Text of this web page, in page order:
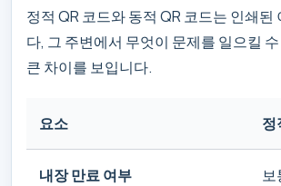
정적 QR 코드와 동적 QR 코드는 인쇄된
다, 그 주변에서 무엇이 문제를 일으킬
큰 차이를 보입니다.
요소 정
내장 만료 여부 보